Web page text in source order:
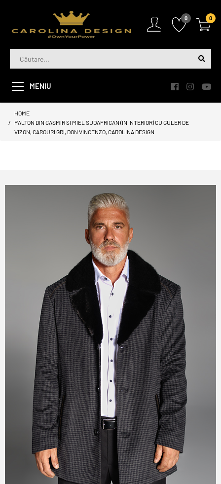
0 0
MENIU
HOME
PALTON DIN CASMIR SI MIEL SUDAFRICAN (IN INTERIOR) CU GULER DE
VIZON, CAROURI GRI, DON VINCENZO, CAROLINA DESIGN